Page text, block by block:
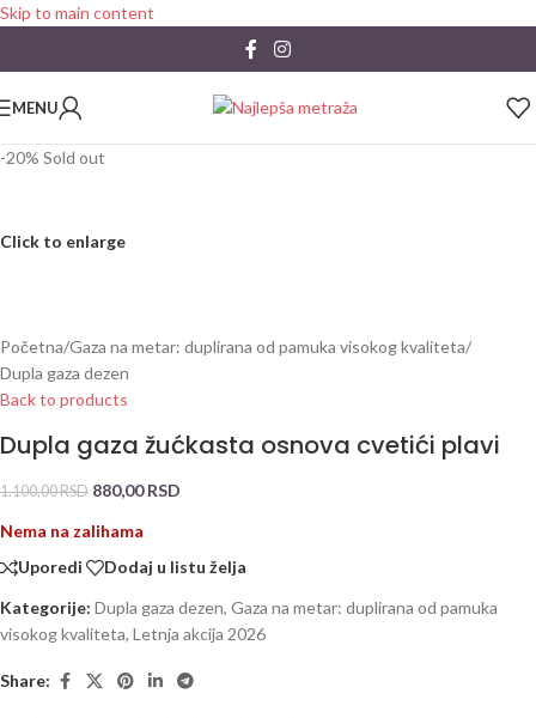
Skip to main content
MENU
-20% Sold out
Click to enlarge
Početna/Gaza na metar: duplirana od pamuka visokog kvaliteta/
Dupla gaza dezen
Back to products
Dupla gaza žućkasta osnova cvetići plavi
1.100,00RSD 880,00RSD
Nema na zalihama
Uporedi
Dodaj u listu želja
Kategorije: Dupla gaza dezen, Gaza na metar: duplirana od pamuka
visokog kvaliteta, Letnja akcija 2026
Share: